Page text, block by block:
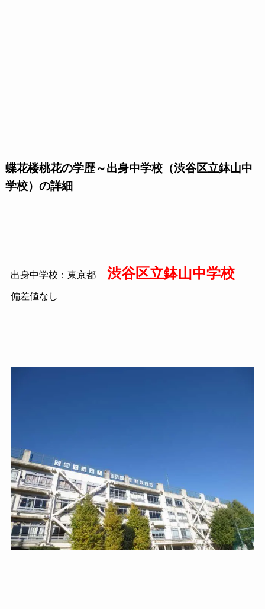
蝶花楼桃花の学歴～出身中学校（渋谷区立鉢山中
学校）の詳細
出身中学校：東京都 渋谷区立鉢山中学校
偏差値なし